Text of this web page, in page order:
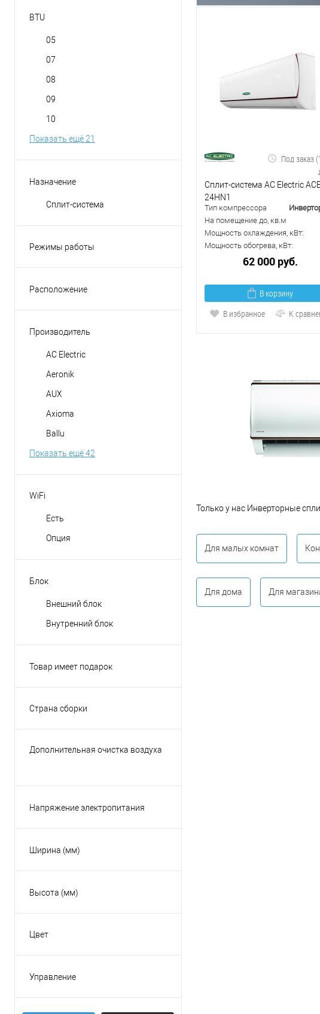
BTU
05
07
08
09
10
Показать ещё 21
Назначение
Сплит-система
Режимы работы
приточная вентиляция
Расположение
Производитель
AC Electric
Aeronik
AUX
Axioma
Ballu
Показать ещё 42
WiFi
Есть
Опция
Блок
Внешний блок
Внутренний блок
Товар имеет подарок
Страна сборки
Дополнительная очистка воздуха
Напряжение электропитания
Ширина (мм)
Высота (мм)
Цвет
Управление
Под заказ
Сплит-система AC Electric
24HN1
Тип компрессора
На помещение до, кв.м
Мощность охлаждения, кВт:
Мощность обогрева, кВт:
62 000 руб.
В корзину
В избранное
К
Только у нас Инверторные
Для малых комнат
Для дома Для